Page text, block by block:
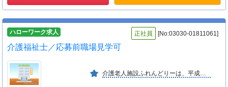
ハローワーク求人 正社員 [No:03030-01811061]
介護福祉士／応募前職場見学可
介護老人施設ふれんどりーは、平成１２年４月に開設。老人の介護を通して、地域の発展に貢献したいと考えております。